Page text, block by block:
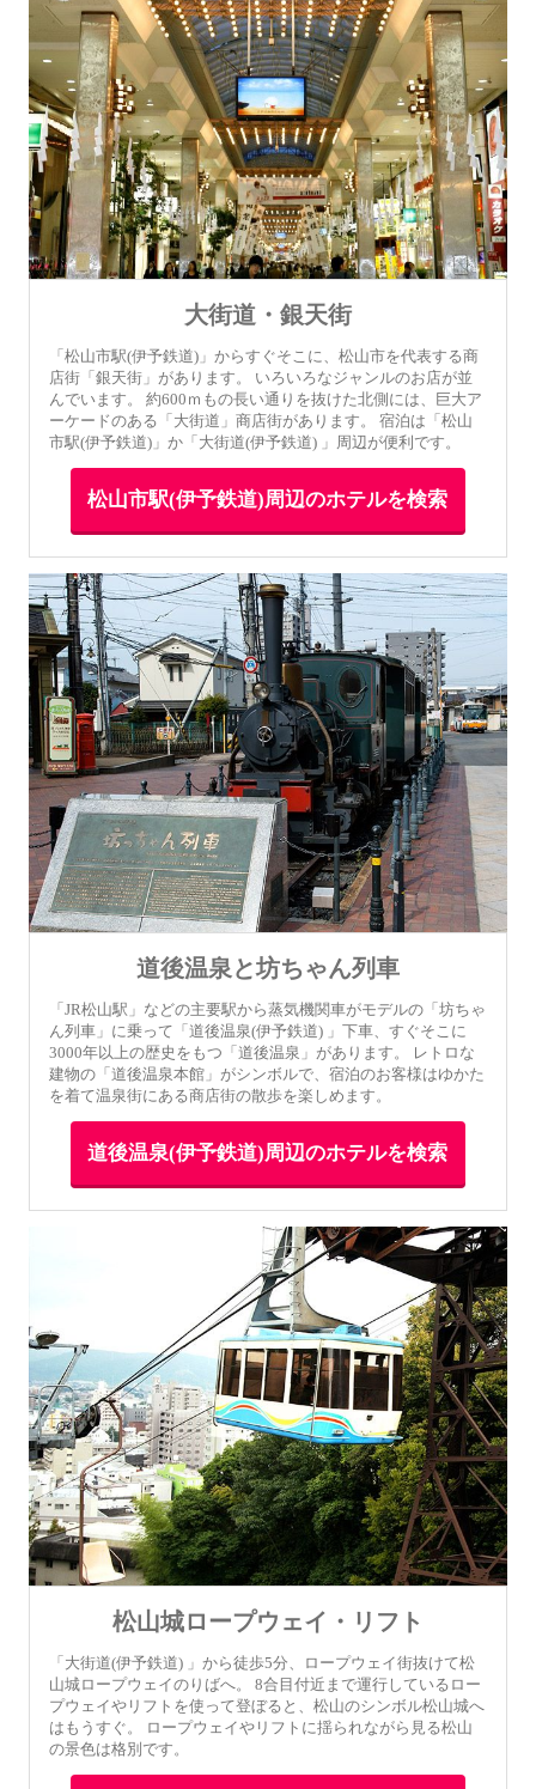
大街道・銀天街
「松山市駅(伊予鉄道)」からすぐそこに、松山市を代表する商
店街「銀天街」があります。 いろいろなジャンルのお店が並
んでいます。 約600ｍもの長い通りを抜けた北側には、巨大ア
ーケードのある「大街道」商店街があります。 宿泊は「松山
市駅(伊予鉄道)」か「大街道(伊予鉄道) 」周辺が便利です。
松山市駅(伊予鉄道)周辺のホテルを検索
道後温泉と坊ちゃん列車
「JR松山駅」などの主要駅から蒸気機関車がモデルの「坊ちゃ
ん列車」に乗って「道後温泉(伊予鉄道) 」下車、すぐそこに
3000年以上の歴史をもつ「道後温泉」があります。 レトロな
建物の「道後温泉本館」がシンボルで、宿泊のお客様はゆかた
を着て温泉街にある商店街の散歩を楽しめます。
道後温泉(伊予鉄道)周辺のホテルを検索
松山城ロープウェイ・リフト
「大街道(伊予鉄道) 」から徒歩5分、ロープウェイ街抜けて松
山城ロープウェイのりばへ。 8合目付近まで運行しているロー
プウェイやリフトを使って登ぼると、松山のシンボル松山城へ
はもうすぐ。 ロープウェイやリフトに揺られながら見る松山
の景色は格別です。